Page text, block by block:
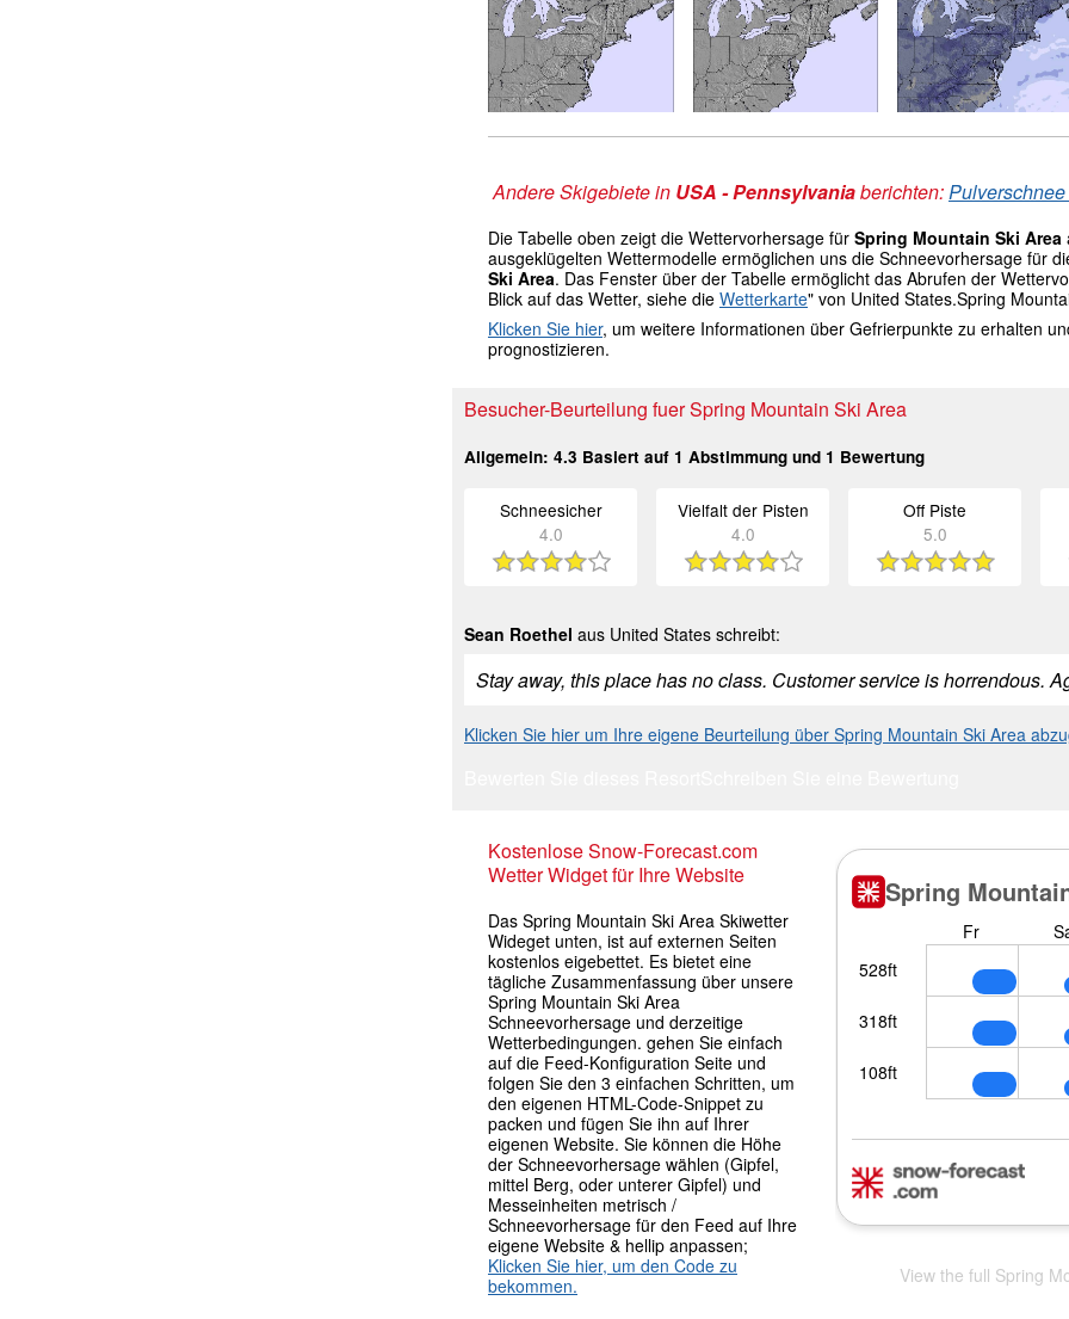
Andere Skigebiete in USA - Pennsylvaniaberichten:
Die Tabelle oben zeigt die Wettervorhersage für Spring Mountain Ski Area
ausgeklügelten Wettermodelle ermöglichen uns die Schneevorhersage für
Ski Area. Das Fenster über der Tabelle ermöglicht das Abrufen der
Blick auf das Wetter, siehe die Wetterkarte" von United States.Spring
Klicken Sie hier, um weitere Informationen über Gefrierpunkte zu erhalten
prognostizieren.
Besucher-Beurteilung fuer Spring Mountain Ski Area
Allgemein: 4.3 Basiert auf 1 Abstimmung und 1 Bewertung
Schneesicher
4.0
Vielfalt der Pisten
4.0
Off Piste
5.0
Sean Roethel aus United States schreibt:
Stay away, this place has no class. Customer service is horrendous.
Klicken Sie hier um Ihre eigene Beurteilung über Spring Mountain Ski Area
Kostenlose Snow-Forecast.com
Wetter Widget für Ihre Website
Das Spring Mountain Ski Area Skiwetter
Wideget unten, ist auf externen Seiten
kostenlos eigebettet. Es bietet eine
tägliche Zusammenfassung über unsere
Spring Mountain Ski Area
Schneevorhersage und derzeitige
Wetterbedingungen. gehen Sie einfach
auf die Feed-Konfiguration Seite und
folgen Sie den 3 einfachen Schritten, um
den eigenen HTML-Code-Snippet zu
packen und fügen Sie ihn auf Ihrer
eigenen Website. Sie können die Höhe
der Schneevorhersage wählen (Gipfel,
mittel Berg, oder unterer Gipfel) und
Messeinheiten metrisch /
Schneevorhersage für den Feed auf Ihre
eigene Website & hellip anpassen;
Klicken Sie hier, um den Code zu
bekommen.
View the full Spring